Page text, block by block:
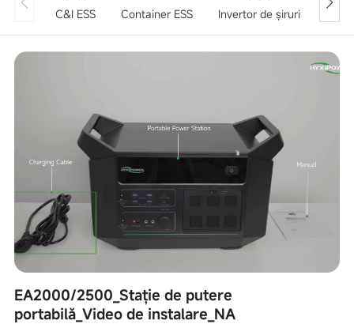
C&I ESS Container ESS Invertor de șiruri
EA2000/2500_Stație de putere
portabilă_Video de instalare_NA